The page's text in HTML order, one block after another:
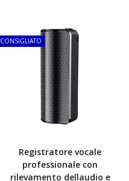
CONSIGLIATO
Registratore vocale
professionale con
rilevamento dellaudio e